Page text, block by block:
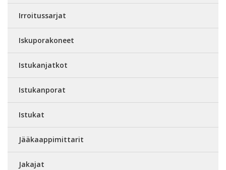
Irroitussarjat
Iskuporakoneet
Istukanjatkot
Istukanporat
Istukat
Jääkaappimittarit
Jakajat